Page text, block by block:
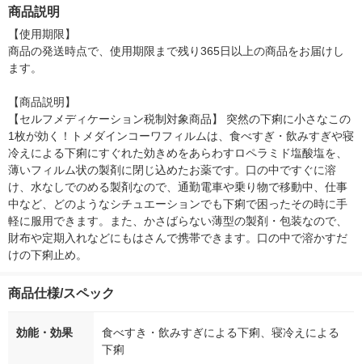
シ） オリジナル
商品説明
【使用期限】
商品の発送時点で、使用期限まで残り365日以上の商品をお届けし
ます。
【商品説明】
【セルフメディケーション税制対象商品】 突然の下痢に小さなこの
1枚が効く！トメダインコーワフィルムは、食べすぎ・飲みすぎや寝
冷えによる下痢にすぐれた効きめをあらわすロペラミド塩酸塩を、
薄いフィルム状の製剤に閉じ込めたお薬です。口の中ですぐに溶
け、水なしでのめる製剤なので、通勤電車や乗り物で移動中、仕事
中など、どのようなシチュエーションでも下痢で困ったその時に手
軽に服用できます。また、かさばらない薄型の製剤・包装なので、
財布や定期入れなどにもはさんで携帯できます。口の中で溶かすだ
けの下痢止め。
商品仕様/スペック
効能・効果
食べすき・飲みすぎによる下痢、寝冷えによる
下痢